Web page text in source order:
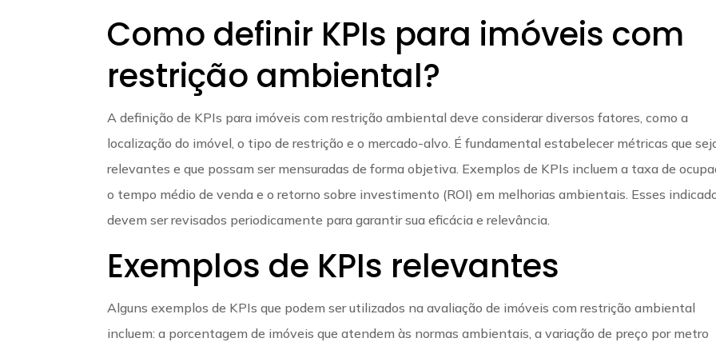
Como definir KPIs para imóveis com
restrição ambiental?
A definição de KPIs para imóveis com restrição ambiental deve considerar diversos fatores, como a
localização do imóvel, o tipo de restrição e o mercado-alvo. É fundamental estabelecer métricas que
relevantes e que possam ser mensuradas de forma objetiva. Exemplos de KPIs incluem a taxa de
o tempo médio de venda e o retorno sobre investimento (ROI) em melhorias ambientais. Esses
devem ser revisados periodicamente para garantir sua eficácia e relevância.
Exemplos de KPIs relevantes
Alguns exemplos de KPIs que podem ser utilizados na avaliação de imóveis com restrição ambiental
incluem: a porcentagem de imóveis que atendem às normas ambientais, a variação de preço por metro